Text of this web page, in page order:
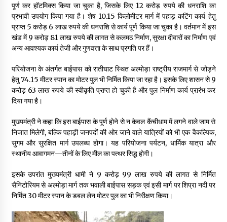
पूर्ण कर हॉटमिक्स किया जा चुका है, जिसके लिए 12 करोड़ रुपये की धनराशि का
प्रभावी उपयोग किया गया है। शेष 10.15 किलोमीटर मार्ग में पहाड़ कटिंग कार्य हेतु
प्राप्त 5 करोड़ 6 लाख रुपये की धनराशि से कार्य पूर्ण किया जा चुका है। वर्तमान में इस
खंड में 9 करोड़ 81 लाख रुपये की लागत से कलमठ निर्माण, सुरक्षा दीवारों का निर्माण एवं
अन्य आवश्यक कार्य तेजी और गुणवत्ता के साथ प्रगति पर हैं।
परियोजना के अंतर्गत बाईपास को रातीघाट स्थित अल्मोड़ा राष्ट्रीय राजमार्ग से जोड़ने
हेतु 74.15 मीटर स्पान का मोटर पुल भी निर्मित किया जा रहा है। इसके लिए शासन से 9
करोड़ 63 लाख रुपये की स्वीकृति प्राप्त हो चुकी है और पुल निर्माण कार्य प्रारंभ कर
दिया गया है।
मुख्यमंत्री ने कहा कि इस बाईपास के पूर्ण होने से न केवल कैंचीधाम में लगने वाले जाम से
निजात मिलेगी, बल्कि पहाड़ी जनपदों की ओर जाने वाले यात्रियों को भी एक वैकल्पिक,
सुगम और सुरक्षित मार्ग उपलब्ध होगा। यह परियोजना पर्यटन, धार्मिक यात्रा और
स्थानीय आवागमन—तीनों के लिए मील का पत्थर सिद्ध होगी।
इसके उपरांत मुख्यमंत्री धामी ने 9 करोड़ 99 लाख रुपये की लागत से निर्मित
सैनिटोरियम से अल्मोड़ा मार्ग तक भवाली बाईपास सड़क एवं इसी मार्ग पर शिप्रा नदी पर
निर्मित 30 मीटर स्पान के डबल लेन मोटर पुल का भी निरीक्षण किया।